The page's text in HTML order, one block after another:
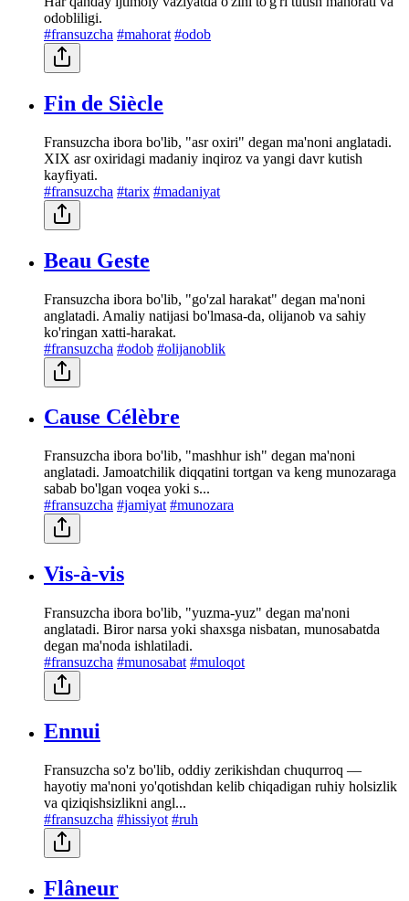
odobliligi.
#fransuzcha #mahorat #odob
Fin de Siècle
Fransuzcha ibora bo'lib, "asr oxiri" degan ma'noni anglatadi.
XIX asr oxiridagi madaniy inqiroz va yangi davr kutish
kayfiyati.
#fransuzcha #tarix #madaniyat
Beau Geste
Fransuzcha ibora bo'lib, "go'zal harakat" degan ma'noni
anglatadi. Amaliy natijasi bo'lmasa-da, olijanob va sahiy
ko'ringan xatti-harakat.
#fransuzcha #odob #olijanoblik
Cause Célèbre
Fransuzcha ibora bo'lib, "mashhur ish" degan ma'noni
anglatadi. Jamoatchilik diqqatini tortgan va keng munozaraga
sabab bo'lgan voqea yoki s...
#fransuzcha #jamiyat #munozara
Vis-à-vis
Fransuzcha ibora bo'lib, "yuzma-yuz" degan ma'noni
anglatadi. Biror narsa yoki shaxsga nisbatan, munosabatda
degan ma'noda ishlatiladi.
#fransuzcha #munosabat #muloqot
Ennui
Fransuzcha so'z bo'lib, oddiy zerikishdan chuqurroq —
hayotiy ma'noni yo'qotishdan kelib chiqadigan ruhiy holsizlik
va qiziqishsizlikni angl...
#fransuzcha #hissiyot #ruh
Flâneur